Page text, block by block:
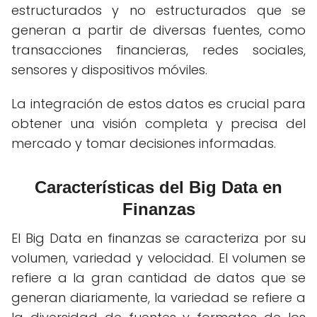
estructurados y no estructurados que se
generan a partir de diversas fuentes, como
transacciones financieras, redes sociales,
sensores y dispositivos móviles.
La integración de estos datos es crucial para
obtener una visión completa y precisa del
mercado y tomar decisiones informadas.
Características del Big Data en
Finanzas
El Big Data en finanzas se caracteriza por su
volumen, variedad y velocidad. El volumen se
refiere a la gran cantidad de datos que se
generan diariamente, la variedad se refiere a